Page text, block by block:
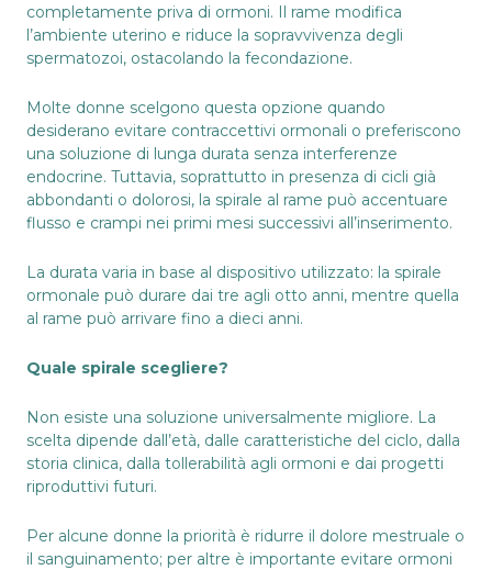
completamente priva di ormoni. Il rame modifica
l’ambiente uterino e riduce la sopravvivenza degli
spermatozoi, ostacolando la fecondazione.
Molte donne scelgono questa opzione quando
desiderano evitare contraccettivi ormonali o preferiscono
una soluzione di lunga durata senza interferenze
endocrine. Tuttavia, soprattutto in presenza di cicli già
abbondanti o dolorosi, la spirale al rame può accentuare
flusso e crampi nei primi mesi successivi all’inserimento.
La durata varia in base al dispositivo utilizzato: la spirale
ormonale può durare dai tre agli otto anni, mentre quella
al rame può arrivare fino a dieci anni.
Quale spirale scegliere?
Non esiste una soluzione universalmente migliore. La
scelta dipende dall’età, dalle caratteristiche del ciclo, dalla
storia clinica, dalla tollerabilità agli ormoni e dai progetti
riproduttivi futuri.
Per alcune donne la priorità è ridurre il dolore mestruale o
il sanguinamento; per altre è importante evitare ormoni